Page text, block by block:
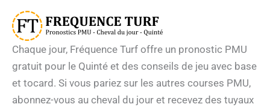
Chaque jour, Fréquence Turf offre un pronostic PMU
gratuit pour le Quinté et des conseils de jeu avec base
et tocard. Si vous pariez sur les autres courses PMU,
abonnez-vous au cheval du jour et recevez des tuyaux